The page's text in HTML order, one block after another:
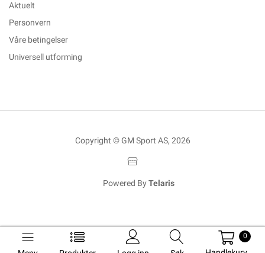
0
Aktuelt
Personvern
Våre betingelser
Universell utforming
Copyright © GM Sport AS, 2026
Powered By Telaris